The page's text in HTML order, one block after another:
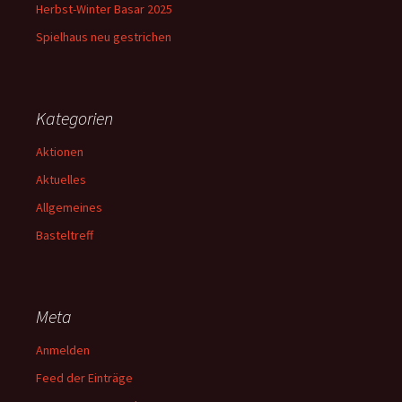
Herbst-Winter Basar 2025
Spielhaus neu gestrichen
Kategorien
Aktionen
Aktuelles
Allgemeines
Basteltreff
Meta
Anmelden
Feed der Einträge